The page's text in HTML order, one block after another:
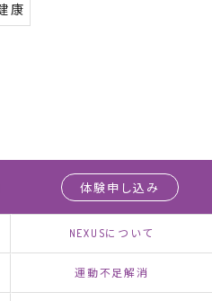
康
体験申し込み
NEXUSについて
運動不足解消